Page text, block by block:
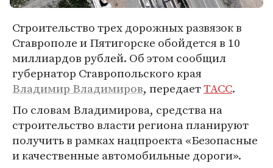
Строительство трех дорожных развязок в
Ставрополе и Пятигорске обойдется в 10
миллиардов рублей. Об этом сообщил
губернатор Ставропольского края
Владимир Владимиров, передаетТАСС.
По словам Владимирова, средства на
строительство власти региона планируют
получить в рамках нацпроекта «Безопасные
и качественные автомобильные дороги».